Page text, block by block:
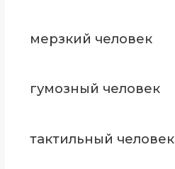
мерзкий человек
гумозный человек
тактильный человек